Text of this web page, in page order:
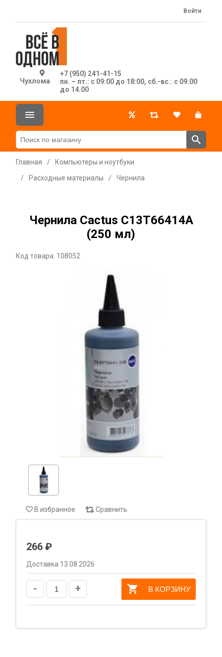
Чухлома
+7 (950) 241-41-15
пн. – пт.: с 09:00 до 18:00, сб.-вс.: с 09.00
до 14.00
Войти
Главная /
Компьютеры и ноутбуки
/
Расходные материалы / Чернила
Чернила Cactus C13T66414A
(250 мл)
Код товара: 108052
В избранное Сравнить
266 ₽
Доставка 13.08.2026
- + В КОРЗИНУ